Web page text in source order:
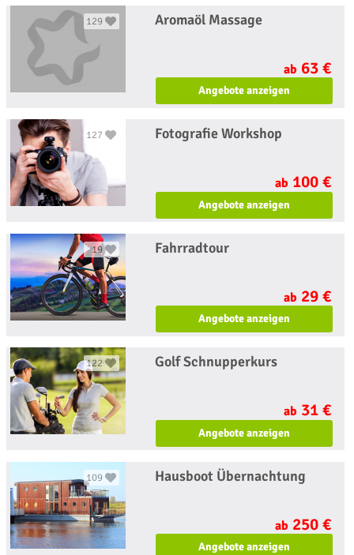
129 Aromaöl Massage
ab 63 €
Angebote anzeigen
127 Fotografie Workshop
ab 100 €
Angebote anzeigen
19 Fahrradtour
ab 29 €
Angebote anzeigen
122 Golf Schnupperkurs
ab 31 €
Angebote anzeigen
109 Hausboot Übernachtung
ab 250 €
Angebote anzeigen